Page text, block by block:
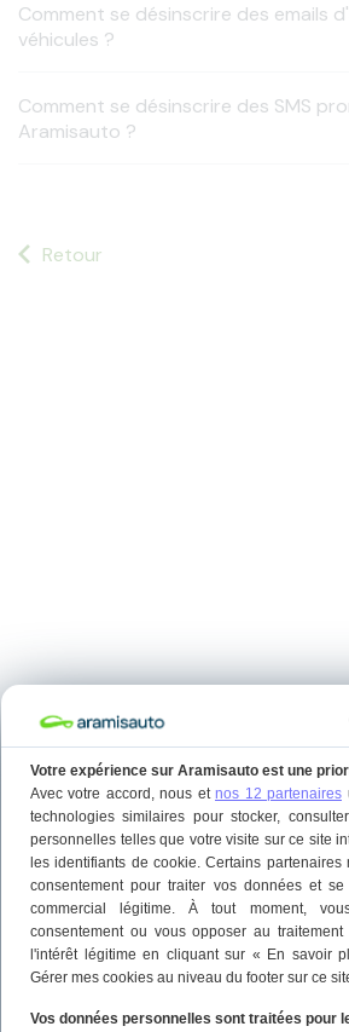
Votre expérience sur Aramisauto est une
Avec votre accord, nous et nos 12 partenaires
technologies similaires pour stocker,
personnelles telles que votre visite sur ce site
les identifiants de cookie. Certains partenaires
consentement pour traiter vos données et
commercial légitime. À tout moment,
consentement ou vous opposer au
l'intérêt légitime en cliquant sur « En savoir
Gérer mes cookies au niveau du footer sur ce
Vos données personnelles sont traitées pour
Comment se désinscrire des emails
véhicules ?
Comment se désinscrire des SMS
Aramisauto ?
Retour